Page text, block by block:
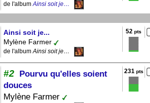
de l'albumAinsi soit je…
Ainsi soit je...
Mylène Farmer
de l'albumAinsi soit je…
52 pts
#2
Pourvu qu'elles soient
douces
Mylène Farmer
231pts